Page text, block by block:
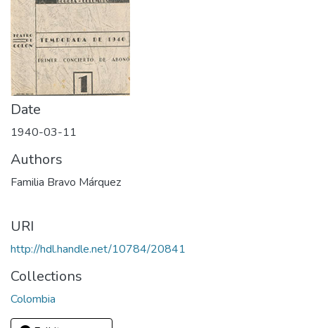
Date
1940-03-11
Authors
Familia Bravo Márquez
URI
http://hdl.handle.net/10784/20841
Collections
Colombia